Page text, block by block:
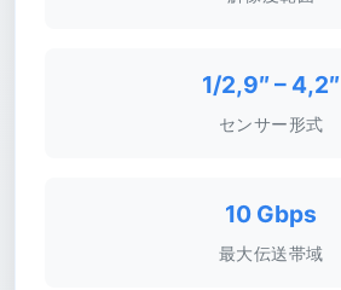
1/2,9″ – 4,2″
センサー形式
10 Gbps
最大伝送帯域